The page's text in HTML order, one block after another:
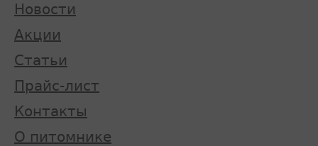
Новости
Акции
Статьи
Прайс-лист
Контакты
О питомнике